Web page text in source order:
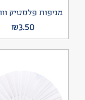
מניפות פלסטיק
₪3.50